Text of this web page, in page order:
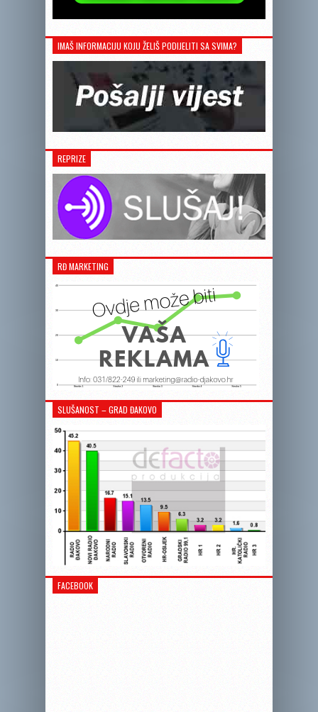
IMAŠ INFORMACIJU KOJU ŽELIŠ PODIJELITI SA SVIMA?
REPRIZE
RĐ MARKETING
SLUŠANOST – GRAD ĐAKOVO
FACEBOOK